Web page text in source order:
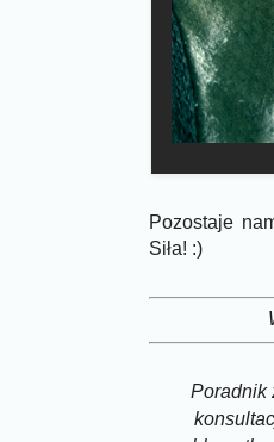
Pozostaje
Siła! :)
Poradnik